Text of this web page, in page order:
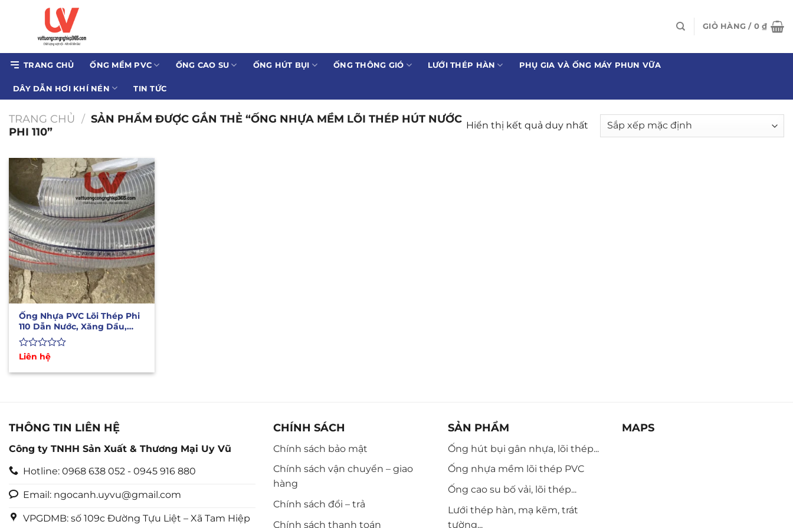
dung
GIỎ HÀNG / 0₫
TRANG CHỦ ỐNG MỀM PVC ỐNG CAO SU ỐNG HÚT BỤI ỐNG THÔNG GIÓ LƯỚI THÉP HÀN PHỤ GIA VÀ ỐNG MÁY PHUN VỮA
DÂY DẪN HƠI KHÍ NÉN TIN TỨC
TRANG CHỦ / SẢN PHẨM ĐƯỢC GẮN THẺ “ỐNG NHỰA MỀM LÕI THÉP HÚT NƯỚC
PHI 110”
Hiển thị kết quả duy nhất
Ống Nhựa PVC Lõi Thép Phi
110 Dẫn Nước, Xăng Dầu,
Hóa Chất
Được
hạng
Liên hệ
THÔNG TIN LIÊN HỆ
Công ty TNHH Sản Xuất & Thương Mại Uy Vũ
Hotline: 0968 638 052 - 0945 916 880
Email: ngocanh.uyvu@gmail.com
VPGDMB: số 109c Đường Tựu Liệt – Xã Tam Hiệp
CHÍNH SÁCH
Chính sách bảo mật
Chính sách vận chuyển – giao
hàng
Chính sách đổi – trả
Chính sách thanh toán
SẢN PHẨM
Ống hút bụi gân nhựa, lõi thép...
Ống nhựa mềm lõi thép PVC
Ống cao su bố vải, lõi thép...
Lưới thép hàn, mạ kẽm, trát
tường...
MAPS